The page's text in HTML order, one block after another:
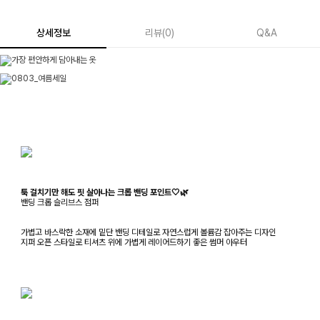
상세정보 리뷰(0) Q&A
툭 걸치기만 해도 핏 살아나는 크롭 밴딩 포인트🤍🌿
밴딩 크롭 슬리브스 점퍼
가볍고 바스락한 소재에 밑단 밴딩 디테일로 자연스럽게 볼륨감 잡아주는 디자인
지퍼 오픈 스타일로 티셔츠 위에 가볍게 레이어드하기 좋은 썸머 아우터